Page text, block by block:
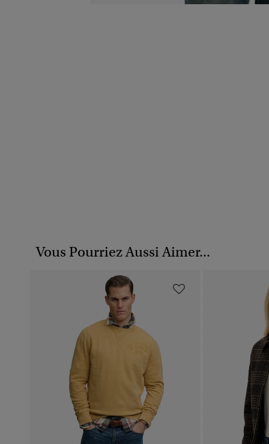
Vous Pourriez Aussi Aimer...